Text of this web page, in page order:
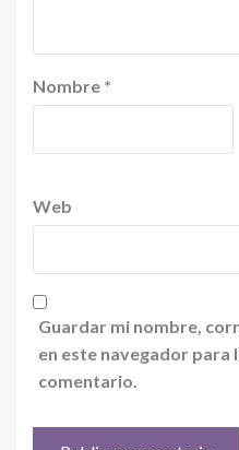
Nombre *
Web
Guardar mi nombre,
en este navegador para
comentario.